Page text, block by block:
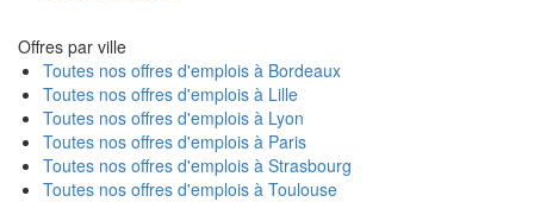
Offres par ville
Toutes nos offres d'emplois à Bordeaux
Toutes nos offres d'emplois à Lille
Toutes nos offres d'emplois à Lyon
Toutes nos offres d'emplois à Paris
Toutes nos offres d'emplois à Strasbourg
Toutes nos offres d'emplois à Toulouse